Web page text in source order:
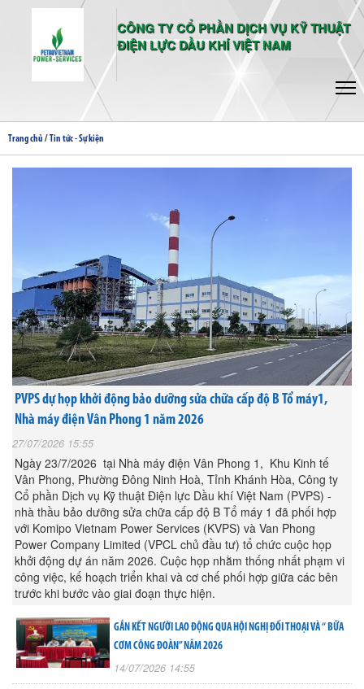
CÔNG TY CỔ PHẦN DỊCH VỤ KỸ THUẬT
ĐIỆN LỰC DẦU KHÍ VIỆT NAM
Trang chủ / Tin tức - Sự kiện
PVPS dự họp khởi động bảo dưỡng sửa chữa cấp độ B Tổ máy1,
Nhà máy điện Vân Phong 1 năm 2026
27/07/2026 15:55
Ngày 23/7/2026 tại Nhà máy điện Vân Phong 1, Khu Kinh tế
Vân Phong, Phường Đông Ninh Hoà, Tỉnh Khánh Hòa, Công ty
Cổ phần Dịch vụ Kỹ thuật Điện lực Dầu khí Việt Nam (PVPS) -
nhà thầu bảo dưỡng sửa chữa cấp độ B Tổ máy 1 đã phối hợp
với Komipo Vietnam Power Services (KVPS) và Van Phong
Power Company Limited (VPCL chủ đầu tư) tổ chức cuộc họp
khởi động dự án năm 2026. Cuộc họp nhằm thống nhất phạm vi
công việc, kế hoạch triển khai và cơ chế phối hợp giữa các bên
trước khi bước vào giai đoạn thực hiện.
GẮN KẾT NGƯỜI LAO ĐỘNG QUA HỘI NGHỊ ĐỐI THOẠI VÀ “ BỮA
CƠM CÔNG ĐOÀN” NĂM 2026
14/07/2026 14:55